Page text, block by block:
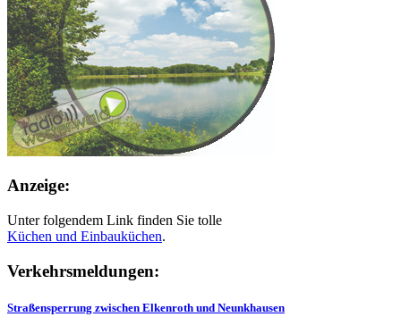
Anzeige:
Unter folgendem Link finden Sie tolle
Küchen und Einbauküchen.
Verkehrsmeldungen:
Straßensperrung zwischen Elkenroth und Neunkhausen